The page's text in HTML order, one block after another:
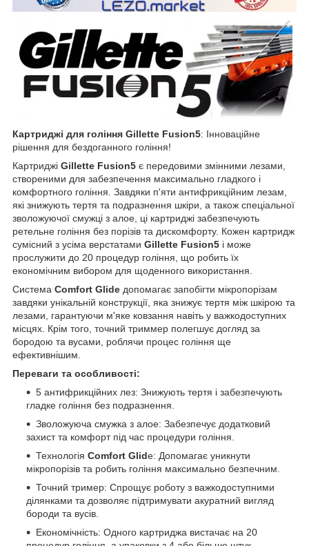
Картриджі для гоління Gillette Fusion5: Інноваційне
рішення для бездоганного гоління!
Картриджі Gillette Fusion5 є передовими змінними лезами,
створеними для забезпечення максимально гладкого і
комфортного гоління. Завдяки п'яти антифрикційним лезам,
які знижують тертя та подразнення шкіри, а також спеціальної
зволожуючої смужці з алое, ці картриджі забезпечують
ретельне гоління без порізів та дискомфорту. Кожен картридж
сумісний з усіма верстатами Gillette Fusion5 і може
прослужити до 20 процедур гоління, що робить їх
економічним вибором для щоденного використання.
Система Comfort Glide допомагає запобігти мікропорізам
завдяки унікальній конструкції, яка знижує тертя між шкірою та
лезами, гарантуючи м'яке ковзання навіть у важкодоступних
місцях. Крім того, точний триммер полегшує догляд за
бородою та вусами, роблячи процес гоління ще
ефективнішим.
Переваги та особливості:
5 антифрикційних лез: Знижують тертя і забезпечують
гладке гоління без подразнення.
Зволожуюча смужка з алое: Забезпечує додатковий
захист та комфорт під час процедури гоління.
Технологія Comfort Glide: Допомагає уникнути
мікропорізів та робить гоління максимально безпечним.
Точний тример: Спрощує роботу з важкодоступними
ділянками та дозволяє підтримувати акуратний вигляд
бороди та вусів.
Економічність: Одного картриджа вистачає на 20